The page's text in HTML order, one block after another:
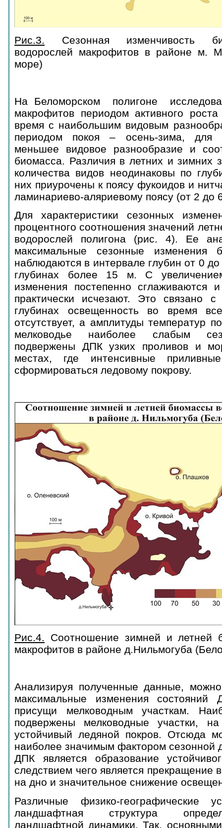
Рис.3. Сезонная изменчивость
водорослей макрофитов в районе м.
море)
На Беломорском полигоне
макрофитов периодом активного роста
время с наибольшим видовым
периодом покоя – осень-зима, для
меньшее видовое разнообразие и
биомасса. Различия в летних и зимних
количества видов неодинаковы по
них приурочены к поясу фукоидов и
ламинариево-аляриевому поясу (от 2 до
Для характеристики сезонных
процентного соотношения значений
водорослей полигона (рис. 4). Ее
максимальные сезонные изменения
наблюдаются в интервале глубин от 0
глубинах более 15 м. С
изменения постепенно сглаживаются
практически исчезают. Это связано
глубинах освещенность во время
отсутствует, а амплитуды температур
мелководье наиболее слабым
подвержены ДПК узких проливов и
местах, где интенсивные
сформироваться ледовому покрову.
Рис.4. Соотношение зимней и летней
макрофитов в районе д.Нильмогуба
Анализируя полученные данные,
максимальные изменения
присущи мелководным участкам.
подвержены мелководные участки,
устойчивый ледяной покров. Отсюда
наиболее значимым фактором сезонной
ДПК является образование
следствием чего является прекращение
на дно и значительное снижение
Различные физико-географические
ландшафтная структура
ландшафтной динамики. Так,